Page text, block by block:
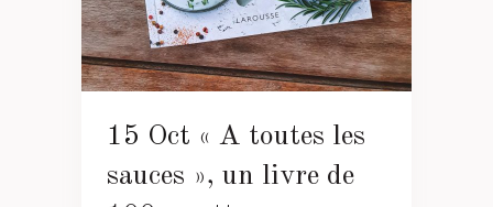
15 Oct « A toutes les
sauces », un livre de